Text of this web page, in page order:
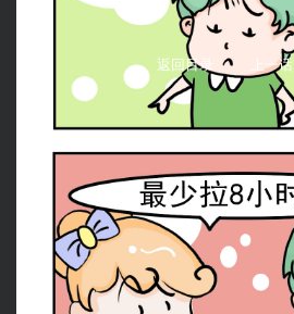
返回目录 上一话